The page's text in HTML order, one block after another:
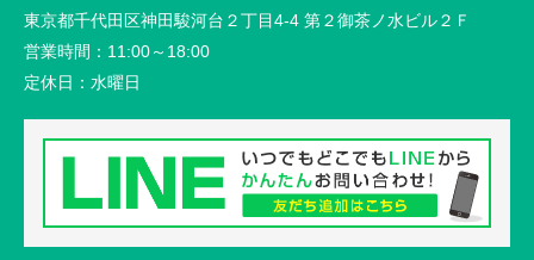
東京都千代田区神田駿河台２丁目4-4 第２御茶ノ水ビル２Ｆ
営業時間： 11:00～18:00
定休日： 水曜日